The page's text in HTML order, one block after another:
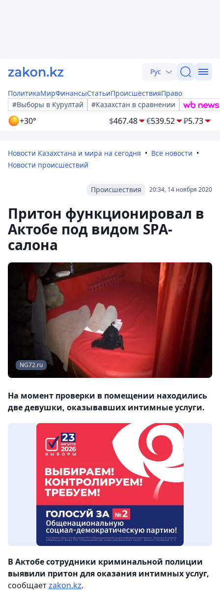
Рус
ПолитикаМирФинансыСтатьиПроисшествияПраво
#Выборы в Курултай
#Казахстан в сравнении
+30° $467.48 €539.52 ₽5.73
Новости Казахстана и мира на сегодня
Все новости
Новости происшествий
20:34, 14 ноября 2020
Происшествия
Притон функционировал в
Актобе под видом SPA-
салона
NG72.ru
На момент проверки в помещении находились
две девушки, оказывавших интимные услуги.
В Актобе сотрудники криминальной полиции
выявили притон для оказания интимных услуг,
сообщаетzakon.kz.